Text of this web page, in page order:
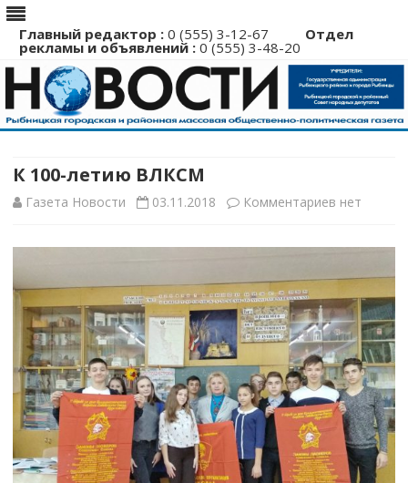
Главный редактор : 0 (555) 3-12-67 Отдел
рекламы и объявлений : 0 (555) 3-48-20
Перейти
К 100-летию ВЛКСМ
Газета Новости 03.11.2018 Комментариев к
100-
летию
ВЛКСМ
нет